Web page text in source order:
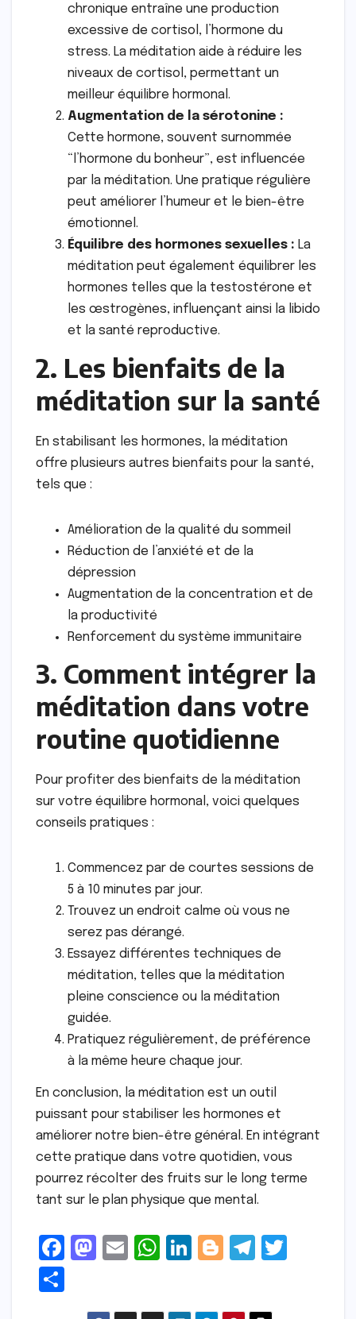
chronique entraîne une production
excessive de cortisol, l’hormone du
stress. La méditation aide à réduire les
niveaux de cortisol, permettant un
meilleur équilibre hormonal.
Augmentation de la sérotonine :
Cette hormone, souvent surnommée
“l’hormone du bonheur”, est influencée
par la méditation. Une pratique régulière
peut améliorer l’humeur et le bien-être
émotionnel.
Équilibre des hormones sexuelles : La
méditation peut également équilibrer les
hormones telles que la testostérone et
les œstrogènes, influençant ainsi la libido
et la santé reproductive.
2. Les bienfaits de la
méditation sur la santé
En stabilisant les hormones, la méditation
offre plusieurs autres bienfaits pour la santé,
tels que :
Amélioration de la qualité du sommeil
Réduction de l’anxiété et de la
dépression
Augmentation de la concentration et de
la productivité
Renforcement du système immunitaire
3. Comment intégrer la
méditation dans votre
routine quotidienne
Pour profiter des bienfaits de la méditation
sur votre équilibre hormonal, voici quelques
conseils pratiques :
Commencez par de courtes sessions de
5 à 10 minutes par jour.
Trouvez un endroit calme où vous ne
serez pas dérangé.
Essayez différentes techniques de
méditation, telles que la méditation
pleine conscience ou la méditation
guidée.
Pratiquez régulièrement, de préférence
à la même heure chaque jour.
En conclusion, la méditation est un outil
puissant pour stabiliser les hormones et
améliorer notre bien-être général. En intégrant
cette pratique dans votre quotidien, vous
pourrez récolter des fruits sur le long terme
tant sur le plan physique que mental.
F
M
E
W
Li
Bl
T